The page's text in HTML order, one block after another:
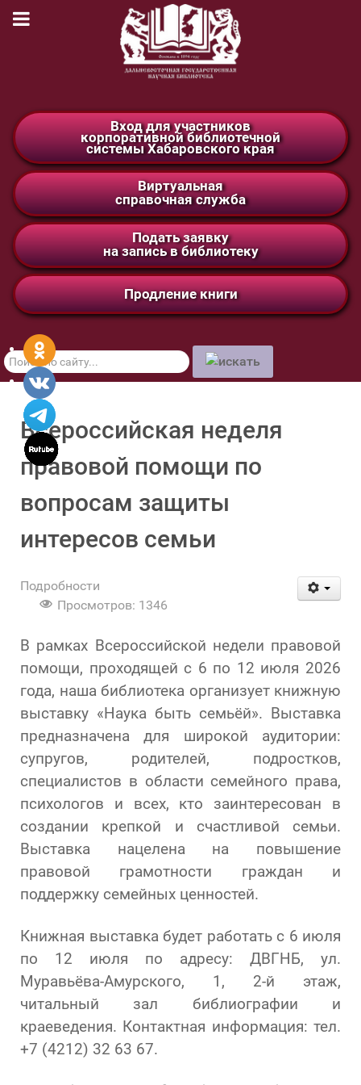
Вход для участников
корпоративной библиотечной
системы Хабаровского края
Виртуальная
справочная служба
Подать заявку
на запись в библиотеку
Продление книги
Поиск
по
сайту
Всероссийская неделя
правовой помощи по
вопросам защиты
интересов семьи
Подробности
Просмотров: 1346
В рамках Всероссийской недели правовой
помощи, проходящей с 6 по 12 июля 2026
года, наша библиотека организует книжную
выставку «Наука быть семьёй». Выставка
предназначена для широкой аудитории:
супругов, родителей, подростков,
специалистов в области семейного права,
психологов и всех, кто заинтересован в
создании крепкой и счастливой семьи.
Выставка нацелена на повышение
правовой грамотности граждан и
поддержку семейных ценностей.
Книжная выставка будет работать с 6 июля
по 12 июля по адресу: ДВГНБ, ул.
Муравьёва-Амурского, 1, 2-й этаж,
читальный зал библиографии и
краеведения. Контактная информация: тел.
+7 (4212) 32 63 67.